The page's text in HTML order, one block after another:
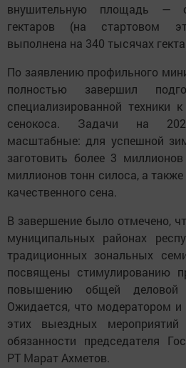
внушительную площадь —
гектаров (на стартовом
выполнена на 340 тысячах
По заявлению профильного
полностью завершил
специализированной техники
сенокоса. Задачи на
масштабные: для успешной
заготовить более 3
миллионов тонн силоса, а
качественного сена.
В завершение было отмечено,
муниципальных районах
традиционных зональных
посвящены стимулированию
повышению общей деловой
Ожидается, что модератором
этих выездных
обязанности председателя
РТ Марат Ахметов.